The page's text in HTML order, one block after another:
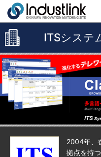
ITSシステ
2004年、
拠点を持